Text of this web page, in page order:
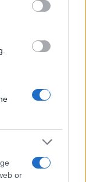
or